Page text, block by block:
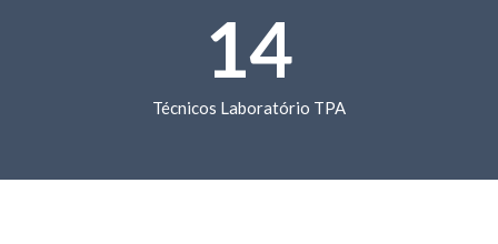
14
Técnicos Laboratório TPA